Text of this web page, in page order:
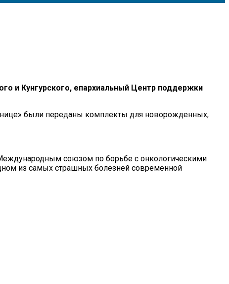
и Кунгурского, епархиальный Центр поддержки
были переданы комплекты для новорожденных,
союзом по борьбе с онкологическими
из самых страшных болезней современной